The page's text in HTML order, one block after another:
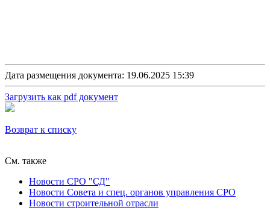
Дата размещения документа: 19.06.2025 15:39
Загрузить как pdf документ
Возврат к списку
См. также
Новости СРО "СД"
Новости Совета и спец. органов управления СРО
Новости строительной отрасли